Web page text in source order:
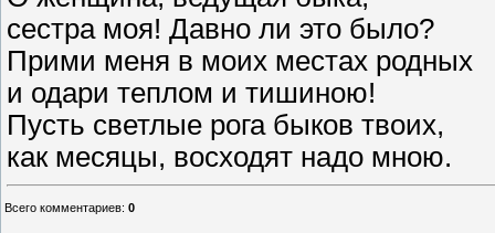
сестра моя! Давно ли это было?
Прими меня в моих местах родных
и одари теплом и тишиною!
Пусть светлые рога быков твоих,
как месяцы, восходят надо мною.
Всего комментариев: 0